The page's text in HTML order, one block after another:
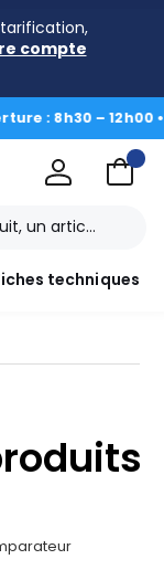
compte
: 8h30 – 12h00 •
techniques